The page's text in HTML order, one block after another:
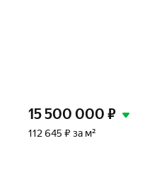
15 500 000 ₽
112 645 ₽ за м²